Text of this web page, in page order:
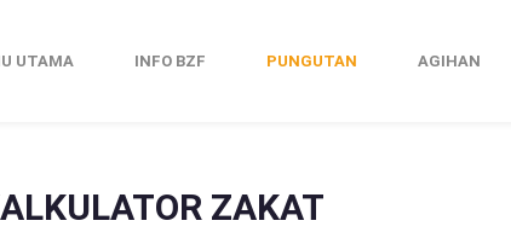
UTAMA INFO BZF PUNGUTAN AGIHAN
ZAKAT